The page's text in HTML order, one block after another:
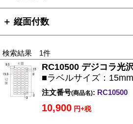
＋ 縦面付数
検索結果 1件
RC10500 デジコラ光
■ラベルサイズ：
注文番号(商品名): RC10500
10,900 円+税